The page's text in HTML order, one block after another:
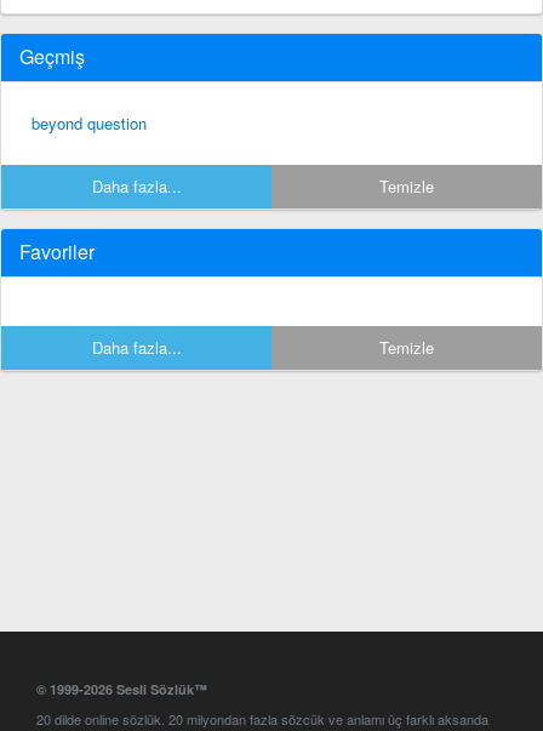
Geçmiş
beyond question
Daha fazla... Temizle
Favoriler
Daha fazla... Temizle
© 1999-2026 Sesli Sözlük™
20 dilde online sözlük. 20 milyondan fazla sözcük ve anlamı üç farklı aksanda